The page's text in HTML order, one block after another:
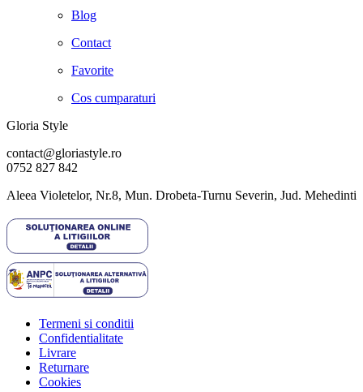
Blog
Contact
Favorite
Cos cumparaturi
Gloria Style
contact@gloriastyle.ro
0752 827 842
Aleea Violetelor, Nr.8, Mun. Drobeta-Turnu Severin, Jud. Mehedinti
Termeni si conditii
Confidentialitate
Livrare
Returnare
Cookies